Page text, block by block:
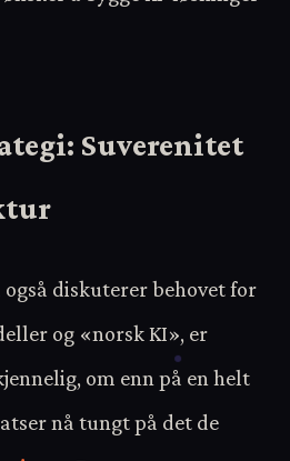
Suverenitet
også diskuterer behovet for
og «norsk KI», er
om enn på en helt
nå tungt på det de